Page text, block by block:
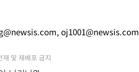
, oj1001@newsis.com
및 재배포 금지